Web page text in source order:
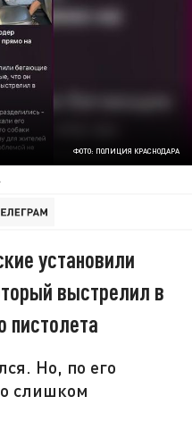
ФОТО: ПОЛИЦИЯ КРАСНОДАРА
установили
выстрелил в
пистолета
Но, по его
слишком